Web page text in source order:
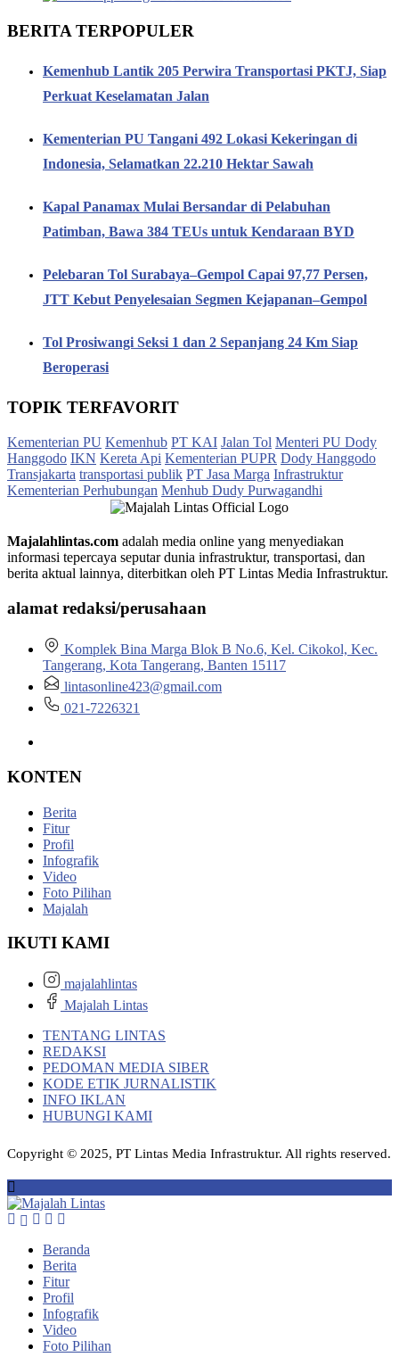
BERITA TERPOPULER
Kemenhub Lantik 205 Perwira Transportasi PKTJ, Siap
Perkuat Keselamatan Jalan
Kementerian PU Tangani 492 Lokasi Kekeringan di
Indonesia, Selamatkan 22.210 Hektar Sawah
Kapal Panamax Mulai Bersandar di Pelabuhan
Patimban, Bawa 384 TEUs untuk Kendaraan BYD
Pelebaran Tol Surabaya–Gempol Capai 97,77 Persen,
JTT Kebut Penyelesaian Segmen Kejapanan–Gempol
Tol Prosiwangi Seksi 1 dan 2 Sepanjang 24 Km Siap
Beroperasi
TOPIK TERFAVORIT
Kementerian PU Kemenhub PT KAI Jalan Tol Menteri PU Dody
Hanggodo IKN Kereta Api Kementerian PUPR Dody Hanggodo
Transjakarta transportasi publik PT Jasa Marga Infrastruktur
Kementerian Perhubungan Menhub Dudy Purwagandhi
Majalahlintas.com adalah media online yang menyediakan
informasi tepercaya seputar dunia infrastruktur, transportasi, dan
berita aktual lainnya, diterbitkan oleh PT Lintas Media Infrastruktur.
alamat redaksi/perusahaan
Komplek Bina Marga Blok B No.6, Kel. Cikokol, Kec.
Tangerang, Kota Tangerang, Banten 15117
lintasonline423@gmail.com
021-7226321
KONTEN
Berita
Fitur
Profil
Infografik
Video
Foto Pilihan
Majalah
IKUTI KAMI
majalahlintas
Majalah Lintas
TENTANG LINTAS
REDAKSI
PEDOMAN MEDIA SIBER
KODE ETIK JURNALISTIK
INFO IKLAN
HUBUNGI KAMI
Copyright © 2025, PT Lintas Media Infrastruktur. All rights reserved.
Beranda
Berita
Fitur
Profil
Infografik
Video
Foto Pilihan